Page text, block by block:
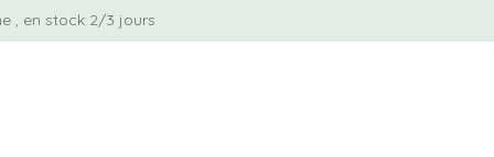
, en stock 2/3 jours